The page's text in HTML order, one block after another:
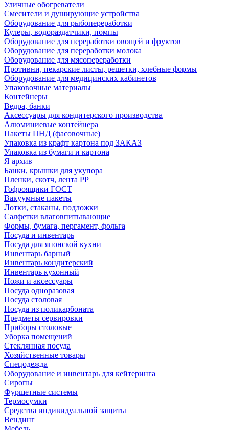
Уличные обогреватели
Смесители и душирующие устройства
Оборудование для рыбопереработки
Кулеры, водораздатчики, помпы
Оборудование для переработки овощей и фруктов
Оборудование для переработки молока
Оборудование для мясопереработки
Противни, пекарские листы, решетки, хлебные формы
Оборудование для медицинских кабинетов
Упаковочные материалы
Контейнеры
Ведра, банки
Аксессуары для кондитерского производства
Алюминиевые контейнера
Пакеты ПНД (фасовочные)
Упаковка из крафт картона под ЗАКАЗ
Упаковка из бумаги и картона
Я архив
Банки, крышки для укупора
Пленки, скотч, лента РР
Гофроящики ГОСТ
Вакуумные пакеты
Лотки, стаканы, подложки
Салфетки влаговпитывающие
Формы, бумага, пергамент, фольга
Посуда и инвентарь
Посуда для японской кухни
Инвентарь барный
Инвентарь кондитерский
Инвентарь кухонный
Ножи и аксессуары
Посуда одноразовая
Посуда столовая
Посуда из поликарбоната
Предметы сервировки
Приборы столовые
Уборка помещений
Стеклянная посуда
Хозяйственные товары
Спецодежда
Оборудование и инвентарь для кейтеринга
Сиропы
Фуршетные системы
Термосумки
Средства индивидуальной защиты
Вендинг